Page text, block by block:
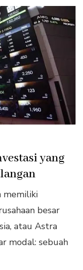
yang
memiliki
besar
atau Astra
modal: sebuah